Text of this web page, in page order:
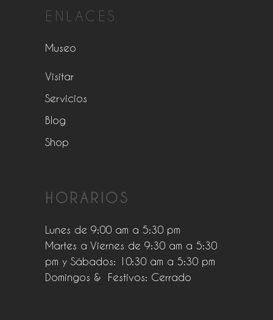
ENLACES
Museo
Visitar
Servicios
Blog
Shop
HORARIOS
Lunes de 9:00 am a 5:30 pm
Martes a Viernes de 9:30 am a 5:30
pm y Sábados: 10:30 am a 5:30 pm
Domingos & Festivos: Cerrado